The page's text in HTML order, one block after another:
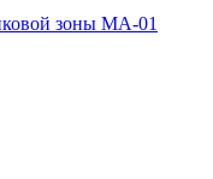
зоны MA-01